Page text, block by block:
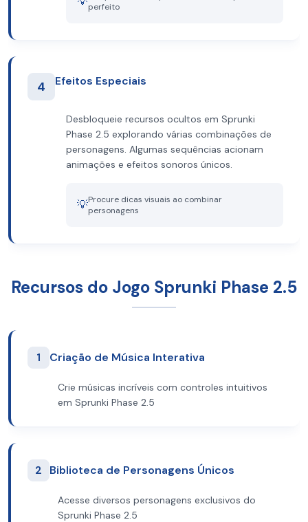
perfeito
4 Efeitos Especiais
Desbloqueie recursos ocultos em Sprunki
Phase 2.5 explorando várias combinações de
personagens. Algumas sequências acionam
animações e efeitos sonoros únicos.
💡Procure dicas visuais ao combinar
personagens
Recursos do Jogo Sprunki Phase 2.5
1 Criação de Música Interativa
Crie músicas incríveis com controles intuitivos
em Sprunki Phase 2.5
2 Biblioteca de Personagens Únicos
Acesse diversos personagens exclusivos do
Sprunki Phase 2.5